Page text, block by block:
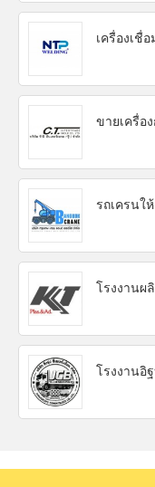
เครื่องเชื่
ขายเครื่อ
รถเครนใ
โรงงานผ
โรงงานอิ